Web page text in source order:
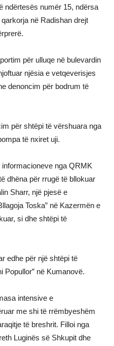
ndërtesës numër 15, ndërsa
në Radishan drejt
për ulluqe në bulevardin
njësia e vetqeverisjes
denoncim për bodrum të
për shtëpi të vërshuara nga
të nxiret uji.
nga QRMK
dhëna për rrugë të bllokuar
Sharr, një pjesë e
Toska” në Kazermën e
si dhe shtëpi të
edhe për një shtëpi të
Popullor” në Kumanovë.
intensive e
me shi të rrëmbyeshëm
të breshrit. Filloi nga
Luginës së Shkupit dhe